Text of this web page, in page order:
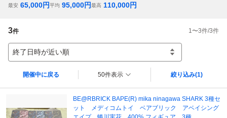
最安 65,000円平均 95,000円最高 110,000円
3件 1 〜3件/3件
終了日時が近い順
開催中に戻る 50件表示 絞り込み(1)
BE@RBRICK BAPE(R) mika ninagawa SHARK 3種セ
ット メディコムトイ ベアブリック アベイシング